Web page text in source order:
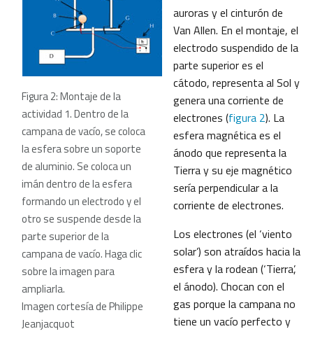
Figura 2: Montaje de la
actividad 1. Dentro de la
campana de vacío, se coloca
la esfera sobre un soporte
de aluminio. Se coloca un
imán dentro de la esfera
formando un electrodo y el
otro se suspende desde la
parte superior de la
campana de vacío. Haga clic
sobre la imagen para
ampliarla.
Imagen cortesía de Philippe
Jeanjacquot
auroras y el cinturón de
Van Allen. En el montaje, el
electrodo suspendido de la
parte superior es el
cátodo, representa al Sol y
genera una corriente de
electrones (figura 2). La
esfera magnética es el
ánodo que representa la
Tierra y su eje magnético
sería perpendicular a la
corriente de electrones.
Los electrones (el ‘viento
solar’) son atraídos hacia la
esfera y la rodean (‘Tierra’,
el ánodo). Chocan con el
gas porque la campana no
tiene un vacío perfecto y